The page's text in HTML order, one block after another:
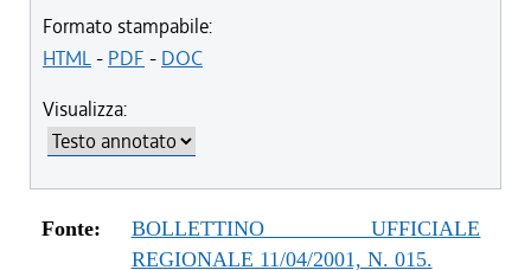
Formato stampabile:
HTML- PDF - DOC
Visualizza:
Fonte:
BOLLETTINO UFFICIALE
REGIONALE 11/04/2001, N. 015.